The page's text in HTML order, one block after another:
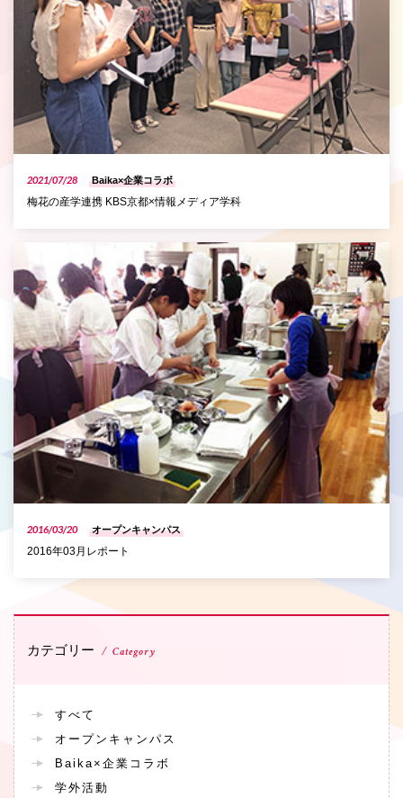
2021/07/28 Baika×企業コラボ
梅花の産学連携 KBS京都×情報メディア学科
2016/03/20 オープンキャンパス
2016年03月レポート
カテゴリー Category
すべて
オープンキャンパス
Baika×企業コラボ
学外活動